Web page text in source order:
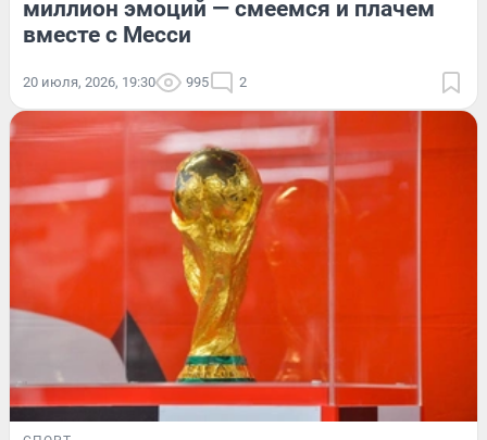
миллион эмоций — смеемся и плачем
вместе с Месси
20 июля, 2026, 19:30 995 2